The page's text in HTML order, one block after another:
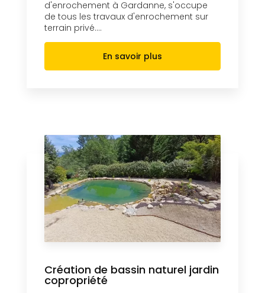
d'enrochement à Gardanne, s'occupe
de tous les travaux d'enrochement sur
terrain privé....
En savoir plus
Création de bassin naturel jardin
copropriété